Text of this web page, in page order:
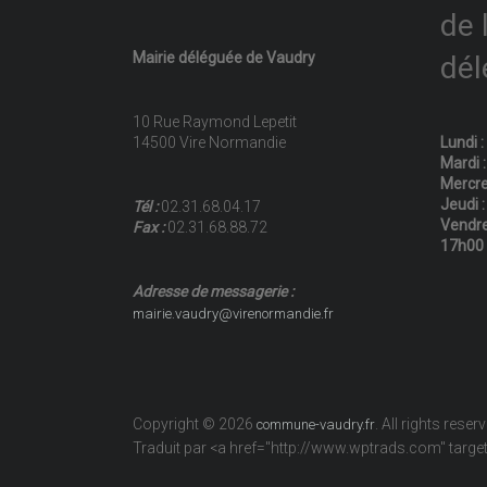
Mairie déléguée de Vaudry
10 Rue Raymond Lepetit
14500 Vire Normandie
Tél :02.31.68.04.17
Fax :02.31.68.88.72
Adresse de messagerie :
mairie.vaudry@virenormandie.fr
de
Lundi
Mardi
Jeudi
17h00
Copyright © 2026 commune-vaudry.fr . All rights
Traduit par <a href="http://www.wptrads.com"